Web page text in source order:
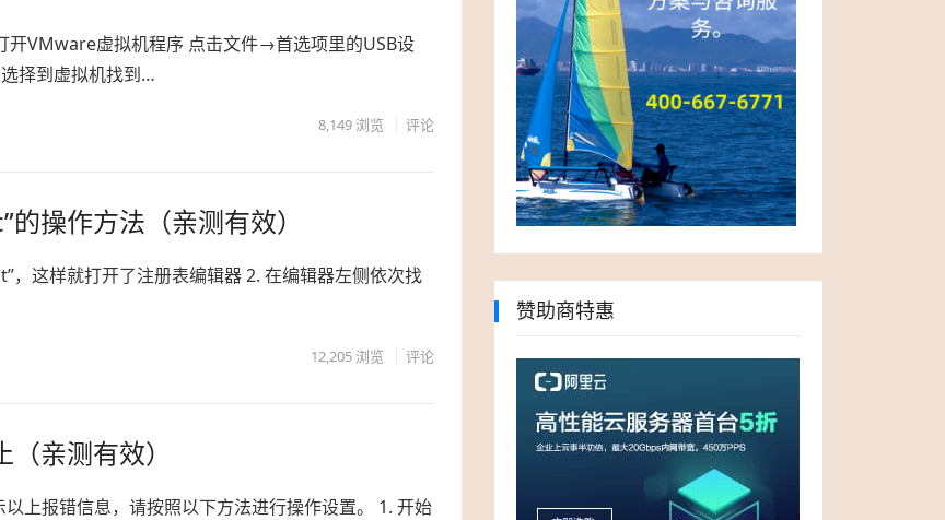
开VMware虚拟机程序 点击文件→首选项里的USB设
择到虚拟机找到…
8,149 浏览 评论
操作方法（亲测有效）
，这样就打开了注册表编辑器 2. 在编辑器左侧依次找
12,205 浏览 评论
亲测有效）
上报错信息，请按照以下方法进行操作设置。 1. 开始
赞助商特惠